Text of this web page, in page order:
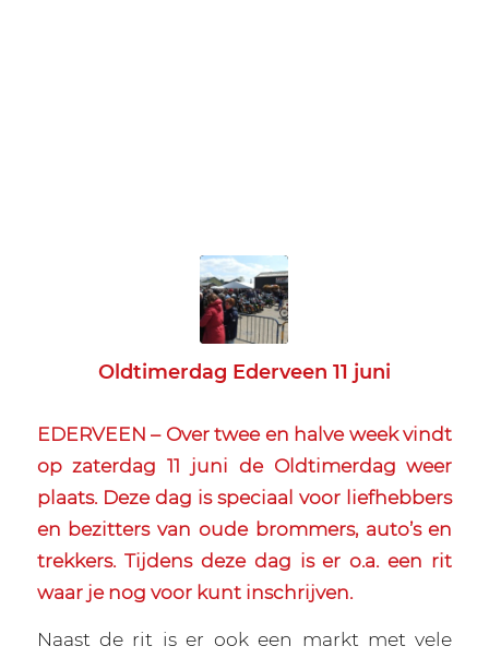
Oldtimerdag Ederveen 11 juni
EDERVEEN – Over twee en halve week vindt
op zaterdag 11 juni de Oldtimerdag weer
plaats. Deze dag is speciaal voor liefhebbers
en bezitters van oude brommers, auto’s en
trekkers. Tijdens deze dag is er o.a. een rit
waar je nog voor kunt inschrijven.
Naast de rit is er ook een markt met vele